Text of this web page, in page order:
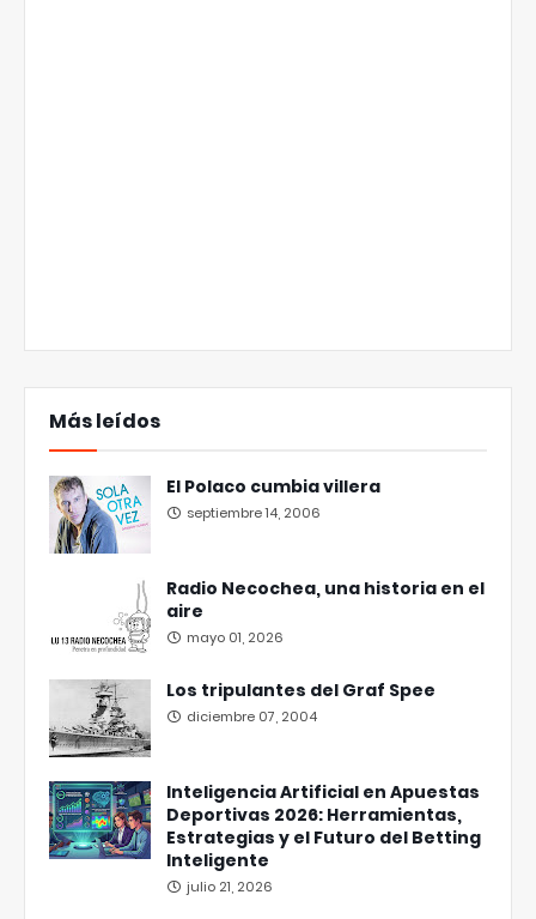
Más leídos
El Polaco cumbia villera
septiembre 14, 2006
Radio Necochea, una historia en el
aire
mayo 01, 2026
Los tripulantes del Graf Spee
diciembre 07, 2004
Inteligencia Artificial en Apuestas
Deportivas 2026: Herramientas,
Estrategias y el Futuro del Betting
Inteligente
julio 21, 2026